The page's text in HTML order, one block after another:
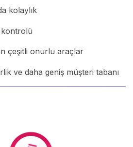
kolaylık
kontrolü
çeşitli onurlu araçlar
ve daha geniş müşteri tabanı